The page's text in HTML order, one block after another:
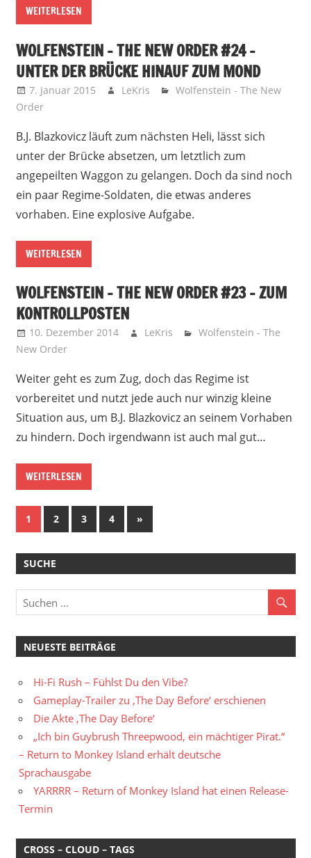
WEITERLESEN
WOLFENSTEIN – THE NEW ORDER #24 –
UNTER DER BRÜCKE HINAUF ZUM MOND
7. Januar 2015 LeKris
Wolfenstein - The New
Order
B.J. Blazkovicz läuft zum nächsten Heli, lässt sich
unter der Brücke absetzen, um letztlich zum
angepeilten Waggon zu gelangen. Doch da sind noch
ein paar Regime-Soldaten, die etwas anderes
vorhaben. Eine explosive Aufgabe.
WEITERLESEN
WOLFENSTEIN – THE NEW ORDER #23 – ZUM
KONTROLLPOSTEN
10. Dezember 2014 LeKris
Wolfenstein - The
New Order
Weiter geht es zum Zug, doch das Regime ist
vorbereitet und nutzt jede auch nur winzig kleine
Situation aus, um B.J. Blazkovicz an seinem Vorhaben
zu hindern. Doch irgendwann ist auch mal gut…
WEITERLESEN
Beitragsnavigation
1 2 3 4
Nächste
Beiträge
»
SUCHE
NEUESTE BEITRÄGE
Hi-Fi Rush – Fühlst Du den Vibe?
Gameplay-Trailer zu ‚The Day Before‘ erschienen
Die Akte ‚The Day Before‘
„Ich bin Guybrush Threepwood, ein mächtiger Pirat.“
– Return to Monkey Island erhält deutsche
Sprachausgabe
YARRRR – Return of Monkey Island hat einen Release-
Termin
CROSS – CLOUD – TAGS